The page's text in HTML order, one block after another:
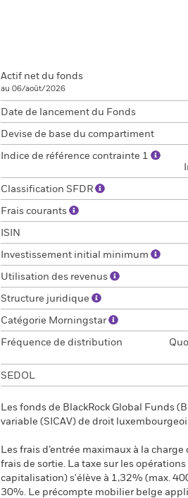
Actif net du fonds
au 06/août/2026
Date de lancement du Fonds
Devise de base du compartiment
Indice de référence contrainte 1
Classification SFDR
Frais courants
ISIN
Investissement initial minimum
Utilisation des revenus
Structure juridique
Catégorie Morningstar
Fréquence de distribution
SEDOL
Les fonds de BlackRock Global Funds
variable (SICAV) de droit
Les frais d’entrée maximaux à la
frais de sortie. La taxe sur les
capitalisation) s'élève à 1,32% (max.
30%. Le précompte mobilier belge